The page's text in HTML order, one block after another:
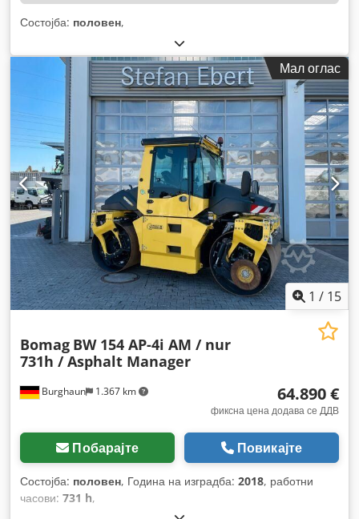
Состојба: половен,
Мал оглас
1 / 15
Burghaun 1.367 km
Bomag BW 154 AP-4i AM / nur
731h / Asphalt Manager
64.890 €
фиксна цена додава се ДДВ
Побарајте Повикајте
Состојба: половен, Година на изградба: 2018, работни
часови: 731 h,